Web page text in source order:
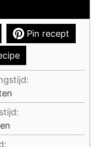
Pin recept